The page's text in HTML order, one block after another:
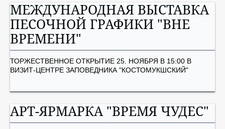
МЕЖДУНАРОДНАЯ ВЫСТАВКА
ПЕСОЧНОЙ ГРАФИКИ "ВНЕ
ВРЕМЕНИ"
ТОРЖЕСТВЕННОЕ ОТКРЫТИЕ 25. НОЯБРЯ В 15:00 В
ВИЗИТ-ЦЕНТРЕ ЗАПОВЕДНИКА "КОСТОМУКШСКИЙ"
АРТ-ЯРМАРКА "ВРЕМЯ ЧУДЕС"